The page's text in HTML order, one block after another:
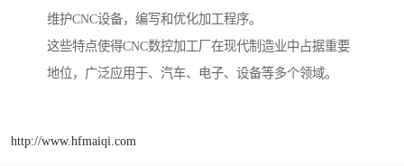
维护CNC设备，编写和优化加工程序。
这些特点使得CNC数控加工厂在现代制造业中占据重要
地位，广泛应用于、汽车、电子、设备等多个领域。
http://www.hfmaiqi.com